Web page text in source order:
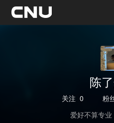
陈
关注 0 粉
爱好不算专